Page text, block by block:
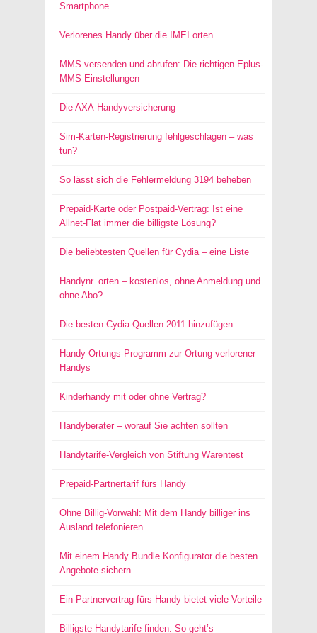
Smartphone
Verlorenes Handy über die IMEI orten
MMS versenden und abrufen: Die richtigen Eplus-
MMS-Einstellungen
Die AXA-Handyversicherung
Sim-Karten-Registrierung fehlgeschlagen – was
tun?
So lässt sich die Fehlermeldung 3194 beheben
Prepaid-Karte oder Postpaid-Vertrag: Ist eine
Allnet-Flat immer die billigste Lösung?
Die beliebtesten Quellen für Cydia – eine Liste
Handynr. orten – kostenlos, ohne Anmeldung und
ohne Abo?
Die besten Cydia-Quellen 2011 hinzufügen
Handy-Ortungs-Programm zur Ortung verlorener
Handys
Kinderhandy mit oder ohne Vertrag?
Handyberater – worauf Sie achten sollten
Handytarife-Vergleich von Stiftung Warentest
Prepaid-Partnertarif fürs Handy
Ohne Billig-Vorwahl: Mit dem Handy billiger ins
Ausland telefonieren
Mit einem Handy Bundle Konfigurator die besten
Angebote sichern
Ein Partnervertrag fürs Handy bietet viele Vorteile
Billigste Handytarife finden: So geht’s